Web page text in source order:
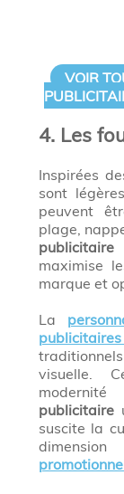
VOIR
4. Les
Inspirées
sont
peuvent
plage,
publicitaire
maximise
marque et
La
visuelle.
publicitaire
suscite la